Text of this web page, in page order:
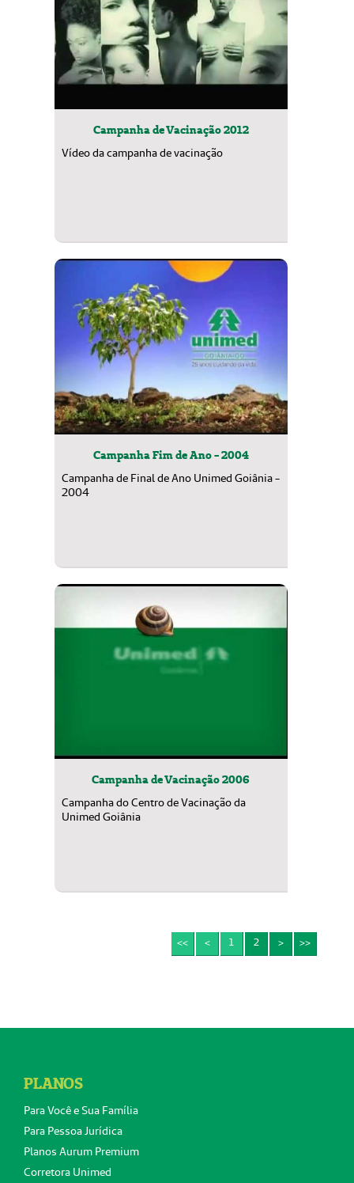
Campanha de Vacinação 2012
Vídeo da campanha de vacinação
Campanha Fim de Ano - 2004
Campanha de Final de Ano Unimed Goiânia -
2004
Campanha de Vacinação 2006
Campanha do Centro de Vacinação da
Unimed Goiânia
<< < 1 2 > >>
PLANOS
Para Você e Sua Família
Para Pessoa Jurídica
Planos Aurum Premium
Corretora Unimed